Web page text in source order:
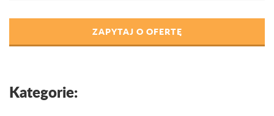
ZAPYTAJ O OFERTĘ
Kategorie: